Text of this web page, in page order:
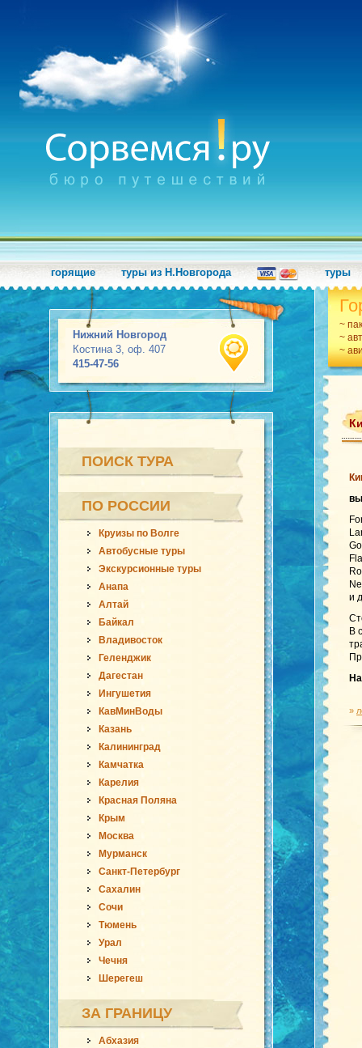
горящие туры из Н.Новгорода туры
Нижний Новгород
Костина 3, оф. 407
415-47-56
~
~
~
ПОИСК ТУРА
ПО РОССИИ
Круизы по Волге
Автобусные туры
Экскурсионные туры
Анапа
Алтай
Байкал
Владивосток
Геленджик
Дагестан
Ингушетия
КавМинВоды
Казань
Калининград
Камчатка
Карелия
Красная Поляна
Крым
Москва
Мурманск
Санкт-Петербург
Сахалин
Сочи
Тюмень
Урал
Чечня
Шерегеш
ЗА ГРАНИЦУ
Абхазия
и
В
»